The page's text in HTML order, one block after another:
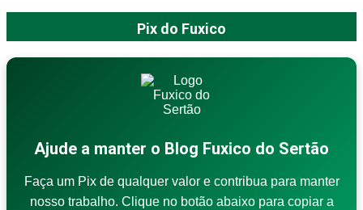
Pix do Fuxico
Ajude a manter o Blog Fuxico do Sertão
Faça um Pix de qualquer valor e contribua para manter
nosso trabalho. Clique no botão abaixo para copiar a